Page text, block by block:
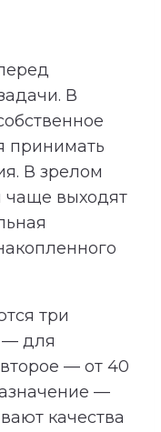
В
принимать
В зрелом
чаще выходят
три
— для
— от 40
—
качества